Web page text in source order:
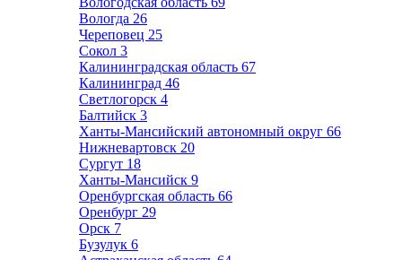
Вологда 26
Череповец 25
Сокол 3
Калининградская область 67
Калининград 46
Светлогорск 4
Балтийск 3
Ханты-Мансийский автономный округ 66
Нижневартовск 20
Сургут 18
Ханты-Мансийск 9
Оренбургская область 66
Оренбург 29
Орск 7
Бузулук 6